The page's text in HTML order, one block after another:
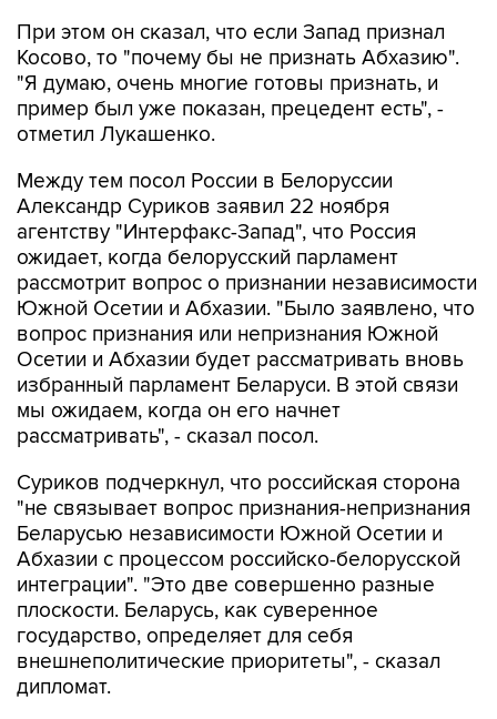
При этом он сказал, что если Запад признал
Косово, то "почему бы не признать Абхазию".
"Я думаю, очень многие готовы признать, и
пример был уже показан, прецедент есть", -
отметил Лукашенко.
Между тем посол России в Белоруссии
Александр Суриков заявил 22 ноября
агентству "Интерфакс-Запад", что Россия
ожидает, когда белорусский парламент
рассмотрит вопрос о признании независимости
Южной Осетии и Абхазии. "Было заявлено, что
вопрос признания или непризнания Южной
Осетии и Абхазии будет рассматривать вновь
избранный парламент Беларуси. В этой связи
мы ожидаем, когда он его начнет
рассматривать", - сказал посол.
Суриков подчеркнул, что российская сторона
"не связывает вопрос признания-непризнания
Беларусью независимости Южной Осетии и
Абхазии с процессом российско-белорусской
интеграции". "Это две совершенно разные
плоскости. Беларусь, как суверенное
государство, определяет для себя
внешнеполитические приоритеты", - сказал
дипломат.